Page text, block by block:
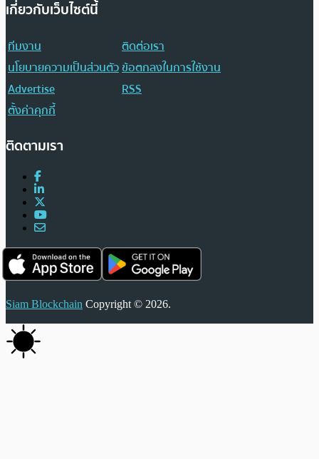
เกี่ยวกับเว็บไซต์นี้
ทีมงาน
ติดต่อเรา
นโยบายความเป็นส่วนตัวข้อตกลงในการใช้งาน
Advertise
RSS
ตั้งค่าคุกกี้
ติดตามเรา
Siam Blockchain Copyright © 2026.